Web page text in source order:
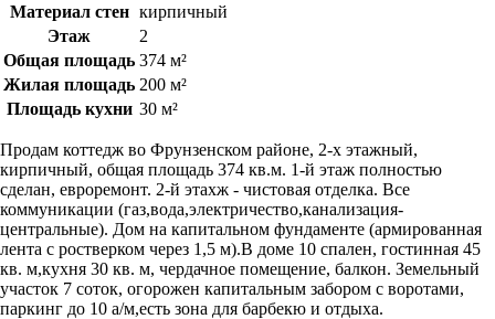
Материал стен кирпичный
Этаж
2
Общая площадь 374 м²
Жилая площадь 200 м²
Площадь кухни 30 м²
Продам коттедж во Фрунзенском районе, 2-х этажный,
кирпичный, общая площадь 374 кв.м. 1-й этаж полностью
сделан, евроремонт. 2-й этахж - чистовая отделка. Все
коммуникации (газ,вода,электричество,канализация-
центральные). Дом на капитальном фундаменте (армированная
лента с ростверком через 1,5 м).В доме 10 спален, гостинная 45
кв. м,кухня 30 кв. м, чердачное помещение, балкон. Земельный
участок 7 соток, огорожен капитальным забором с воротами,
паркинг до 10 а/м,есть зона для барбекю и отдыха.